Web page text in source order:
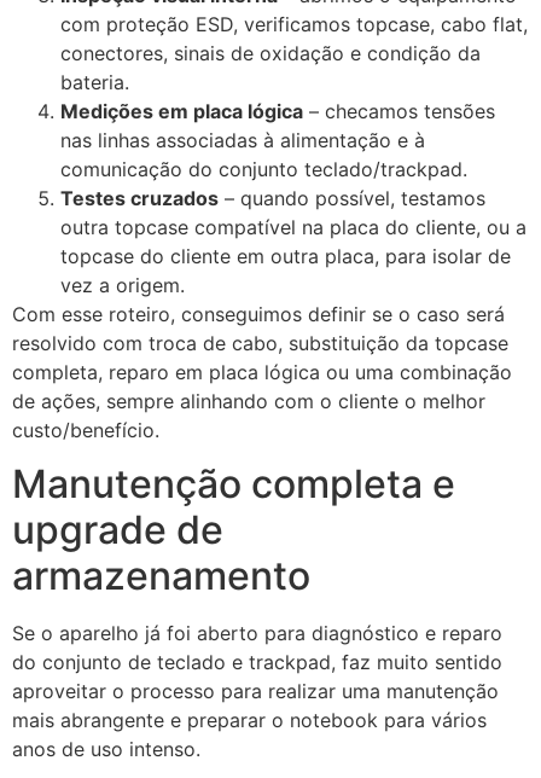
com proteção ESD, verificamos topcase, cabo flat,
conectores, sinais de oxidação e condição da
bateria.
Medições em placa lógica – checamos tensões
nas linhas associadas à alimentação e à
comunicação do conjunto teclado/trackpad.
Testes cruzados – quando possível, testamos
outra topcase compatível na placa do cliente, ou a
topcase do cliente em outra placa, para isolar de
vez a origem.
Com esse roteiro, conseguimos definir se o caso será
resolvido com troca de cabo, substituição da topcase
completa, reparo em placa lógica ou uma combinação
de ações, sempre alinhando com o cliente o melhor
custo/benefício.
Manutenção completa e
upgrade de
armazenamento
Se o aparelho já foi aberto para diagnóstico e reparo
do conjunto de teclado e trackpad, faz muito sentido
aproveitar o processo para realizar uma manutenção
mais abrangente e preparar o notebook para vários
anos de uso intenso.